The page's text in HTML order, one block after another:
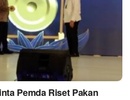
Pemda Riset Pakan